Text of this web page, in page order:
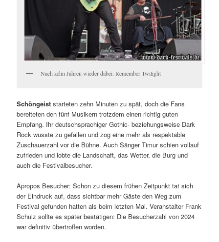
Nach zehn Jahren wieder dabei: Remember Twilight
Schöngeist starteten zehn Minuten zu spät, doch die Fans
bereiteten den fünf Musikern trotzdem einen richtig guten
Empfang. Ihr deutschsprachiger Gothic- beziehungsweise Dark
Rock wusste zu gefallen und zog eine mehr als respektable
Zuschauerzahl vor die Bühne. Auch Sänger Timur schien vollauf
zufrieden und lobte die Landschaft, das Wetter, die Burg und
auch die Festivalbesucher.
Apropos Besucher: Schon zu diesem frühen Zeitpunkt tat sich
der Eindruck auf, dass sichtbar mehr Gäste den Weg zum
Festival gefunden hatten als beim letzten Mal. Veranstalter Frank
Schulz sollte es später bestätigen: Die Besucherzahl von 2024
war definitiv übertroffen worden.